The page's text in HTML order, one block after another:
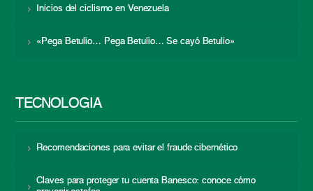
Inicios del ciclismo en Venezuela
«Pega Betulio… Pega Betulio… Se cayó Betulio»
TECNOLOGÍA
Recomendaciones para evitar el fraude cibernético
Claves para proteger tu cuenta Banesco: conoce cómo